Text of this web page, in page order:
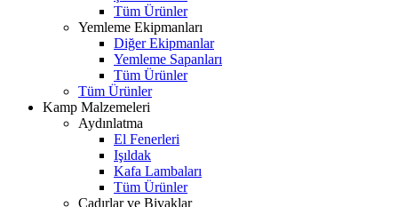
Tüm Ürünler
Yemleme Ekipmanları
Diğer Ekipmanlar
Yemleme Sapanları
Tüm Ürünler
Tüm Ürünler
Kamp Malzemeleri
Aydınlatma
El Fenerleri
Işıldak
Kafa Lambaları
Tüm Ürünler
Çadırlar ve Bivaklar